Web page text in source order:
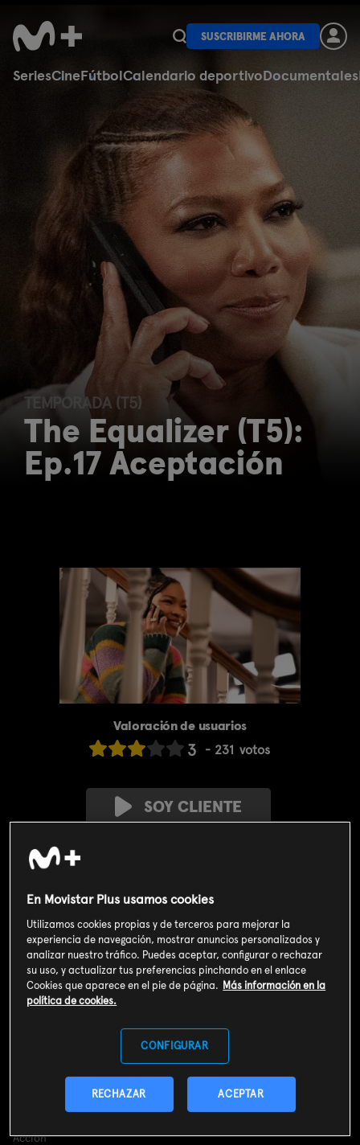
SeriesCineFútbolCalendario deportivoDocumentales
SUSCRIBIRME AHORA
TEMPORADA (T5)
The Equalizer (T5):
Ep.17 Aceptación
Valoración de usuarios
3 231 votos
SOY CLIENTE
Incluido en elPlan Libre:
Sinopsis
El pasado de Dante vuelve cuando un viejo enemigo escapa de
prisión.
Acción
En Movistar Plus usamos cookies
Utilizamos cookies propias y de terceros para mejorar la
experiencia de navegación, mostrar anuncios personalizados y
analizar nuestro tráfico. Puedes aceptar, configurar o rechazar
su uso, y actualizar tus preferencias pinchando en el enlace
Cookies que aparece en el pie de página. Más información en la
política de cookies.
CONFIGURAR
RECHAZAR ACEPTAR